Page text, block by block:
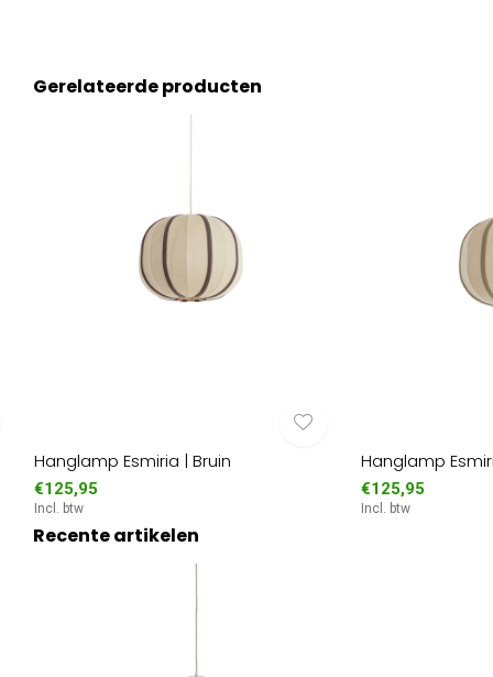
Gerelateerde producten
Hanglamp Esmiria | Bruin
€125,95
Incl. btw
Hanglamp
€125,95
Incl. btw
Recente artikelen